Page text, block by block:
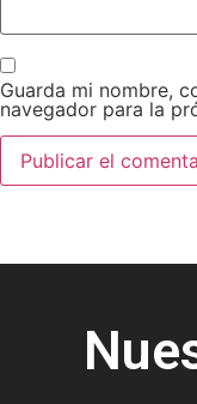
Guarda mi nombre,
navegador para la